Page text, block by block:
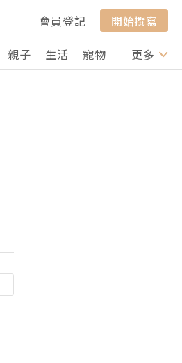
會員登記
開始撰寫
親子 生活 寵物 行山 打卡
更多